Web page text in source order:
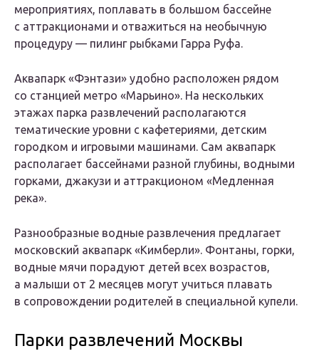
мероприятиях, поплавать в большом бассейне
с аттракционами и отважиться на необычную
процедуру — пилинг рыбками Гарра Руфа.
Аквапарк «Фэнтази» удобно расположен рядом
со станцией метро «Марьино». На нескольких
этажах парка развлечений располагаются
тематические уровни с кафетериями, детским
городком и игровыми машинами. Сам аквапарк
располагает бассейнами разной глубины, водными
горками, джакузи и аттракционом «Медленная
река».
Разнообразные водные развлечения предлагает
московский аквапарк «Кимберли». Фонтаны, горки,
водные мячи порадуют детей всех возрастов,
а малыши от 2 месяцев могут учиться плавать
в сопровождении родителей в специальной купели.
Парки развлечений Москвы